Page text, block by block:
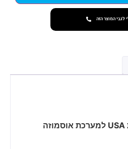
לגבי המוצר הזה
סט 4 מסננים תוצרת USA למערכת אוסמוזה